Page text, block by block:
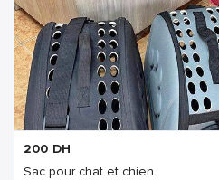
200 DH
Sac pour chat et chien